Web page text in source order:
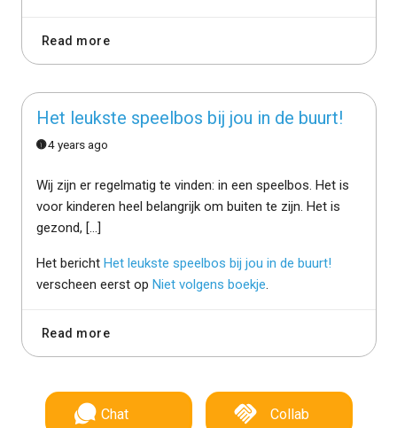
Read more
Het leukste speelbos bij jou in de buurt!
4 years ago
Wij zijn er regelmatig te vinden: in een speelbos. Het is
voor kinderen heel belangrijk om buiten te zijn. Het is
gezond, […]
Het bericht Het leukste speelbos bij jou in de buurt!
verscheen eerst op Niet volgens boekje
Read more
Chat Collab